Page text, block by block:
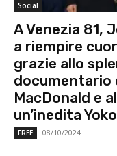
Social
A Venezia 81,
a riempire
grazie allo
documentario
MacDonald e
un’inedita
FREE 08/10/2024